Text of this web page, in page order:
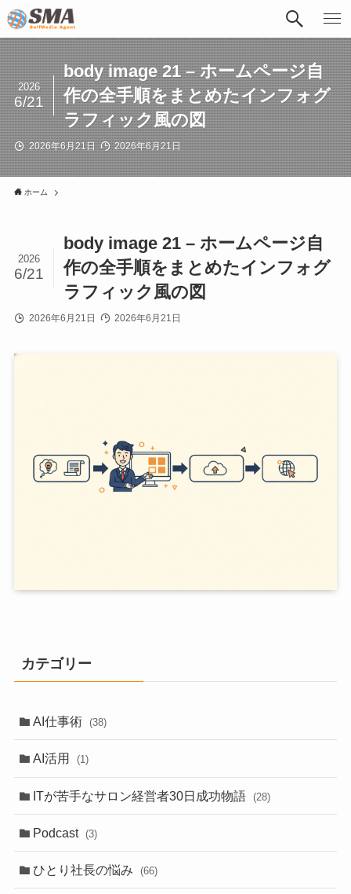
body image 21 – ホームページ自
作の全手順をまとめたインフォグ
ラフィック風の図
2026
6/21
2026年6月21日 2026年6月21日
ホーム
body image 21 – ホームページ自
作の全手順をまとめたインフォグ
ラフィック風の図
2026
6/21
2026年6月21日 2026年6月21日
カテゴリー
AI仕事術 (38)
AI活用 (1)
ITが苦手なサロン経営者30日成功物語 (28)
Podcast (3)
ひとり社長の悩み (66)